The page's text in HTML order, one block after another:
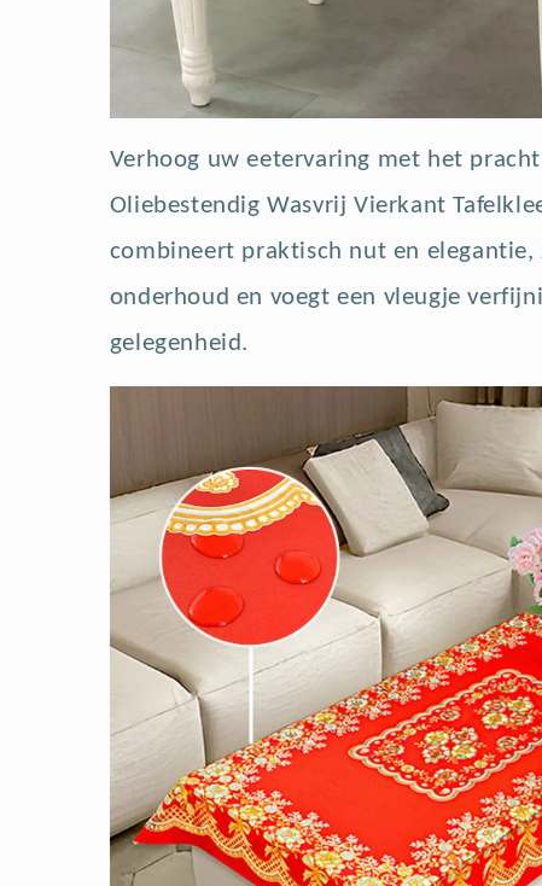
Verhoog uw eetervaring met het
Oliebestendig Wasvrij Vierkant
combineert praktisch nut en elegantie,
onderhoud en voegt een vleugje
gelegenheid.